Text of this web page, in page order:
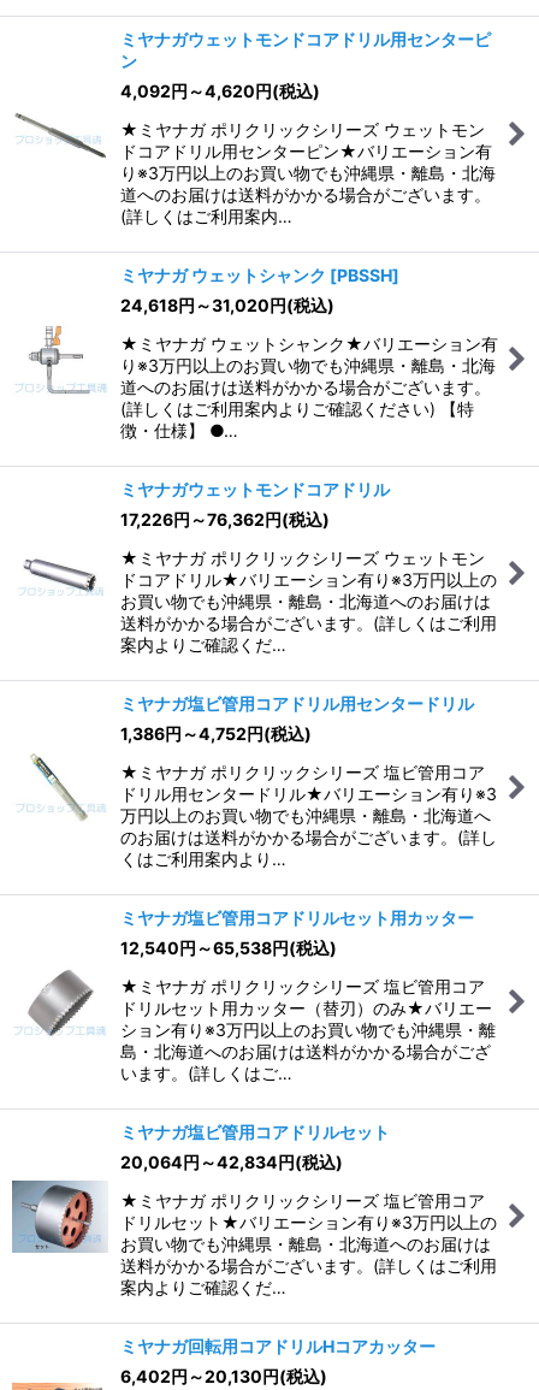
ミヤナガウェットモンドコアドリル用センターピ
ン
4,092円 ～4,620円(税込)
★ミヤナガ ポリクリックシリーズ ウェットモン
ドコアドリル用センターピン★バリエーション有
り※3万円以上のお買い物でも沖縄県・離島・北海
道へのお届けは送料がかかる場合がございます。
(詳しくはご利用案内…
ミヤナガ ウェットシャンク [PBSSH]
24,618円 ～31,020円(税込)
★ミヤナガ ウェットシャンク★バリエーション有
り※3万円以上のお買い物でも沖縄県・離島・北海
道へのお届けは送料がかかる場合がございます。
(詳しくはご利用案内よりご確認ください) 【特
徴・仕様】 ●…
ミヤナガウェットモンドコアドリル
17,226円 ～76,362円(税込)
★ミヤナガ ポリクリックシリーズ ウェットモン
ドコアドリル★バリエーション有り※3万円以上の
お買い物でも沖縄県・離島・北海道へのお届けは
送料がかかる場合がございます。(詳しくはご利用
案内よりご確認くだ…
ミヤナガ塩ビ管用コアドリル用センタードリル
1,386円 ～4,752円(税込)
★ミヤナガ ポリクリックシリーズ 塩ビ管用コア
ドリル用センタードリル★バリエーション有り※3
万円以上のお買い物でも沖縄県・離島・北海道へ
のお届けは送料がかかる場合がございます。(詳し
くはご利用案内より…
ミヤナガ塩ビ管用コアドリルセット用カッター
12,540円 ～65,538円(税込)
★ミヤナガ ポリクリックシリーズ 塩ビ管用コア
ドリルセット用カッター（替刃）のみ★バリエー
ション有り※3万円以上のお買い物でも沖縄県・離
島・北海道へのお届けは送料がかかる場合がござ
います。(詳しくはご…
ミヤナガ塩ビ管用コアドリルセット
20,064円 ～42,834円(税込)
★ミヤナガ ポリクリックシリーズ 塩ビ管用コア
ドリルセット★バリエーション有り※3万円以上の
お買い物でも沖縄県・離島・北海道へのお届けは
送料がかかる場合がございます。(詳しくはご利用
案内よりご確認くだ…
ミヤナガ回転用コアドリルHコアカッター
6,402円 ～20,130円(税込)